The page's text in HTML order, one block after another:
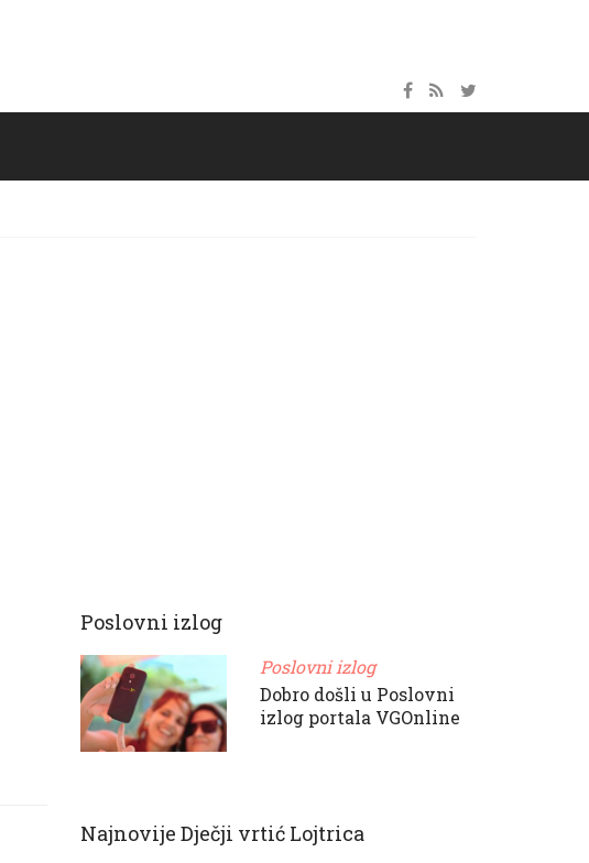
Poslovni izlog
Poslovni izlog
Dobro došli u Poslovni
izlog portala VGOnline
Najnovije Dječji vrtić Lojtrica